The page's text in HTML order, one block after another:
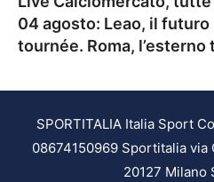
04 agosto: Leao, il
tournée. Roma, l’esterno
SPORTITALIA Italia Sport
08674150969 Sportitalia via
20127 Milano